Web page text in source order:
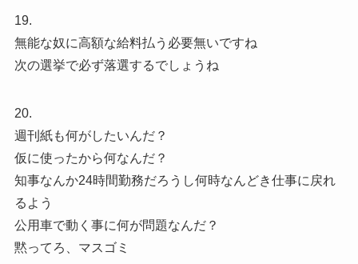
19.
無能な奴に高額な給料払う必要無いですね
次の選挙で必ず落選するでしょうね
20.
週刊紙も何がしたいんだ？
仮に使ったから何なんだ？
知事なんか24時間勤務だろうし何時なんどき仕事に戻れ
るよう
公用車で動く事に何が問題なんだ？
黙ってろ、マスゴミ